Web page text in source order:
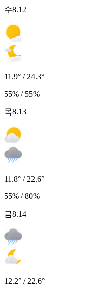
수8.12
11.9° / 24.3°
55% / 55%
목8.13
11.8° / 22.6°
55% / 80%
금8.14
12.2° / 22.6°